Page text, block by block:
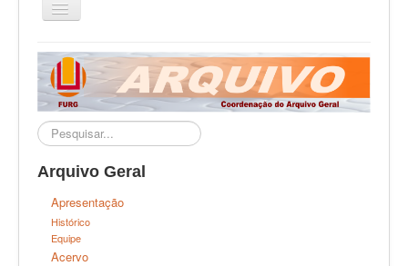
Alternar
Navegação
PROPLAD
Secretaria Geral
DIPLAN
DAFC
DAI
Arquivo Geral
Pesquisar...
Arquivo Geral
Apresentação
Histórico
Equipe
Acervo